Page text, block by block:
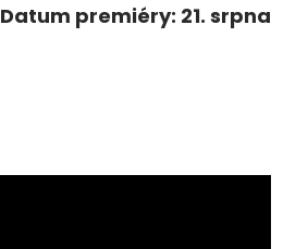
Datum premiéry: 21. srpna